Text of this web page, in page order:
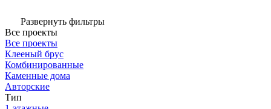
Развернуть фильтры
Все проекты
Все проекты
Клееный брус
Комбинированные
Каменные дома
Авторские
Тип